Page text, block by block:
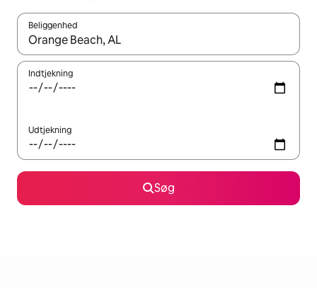
Beliggenhed
Når resultaterne er tilgængelige, skal du navigere med
Indtjekning
Udtjekning
Søg